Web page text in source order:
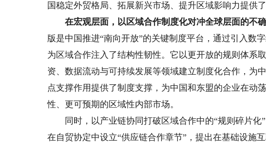
国稳定外贸格局、拓展新兴市场、提升区域影响力提供
在宏观层面，以区域合作制度化对冲全球层面的不确
版是中国推进“南向开放”的关键制度平台，通过引入数
为区域合作注入了结构性韧性。它以更开放的规则体系
资、数据流动与可持续发展等领域建立制度化合作，为
点支撑作用提供了制度支撑，为中国和东盟的企业在动
性、更可预期的区域性内部市场。
同时，以产业链协同打破区域合作中的“规则碎片化”
在自贸协定中设立“供应链合作章节”，提出在基础设施